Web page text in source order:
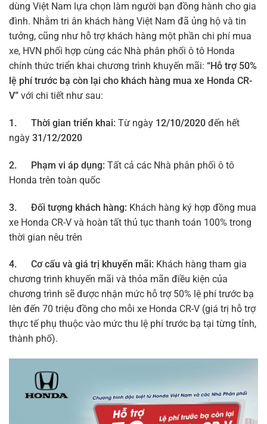
dùng Việt Nam lựa chọn làm người bạn đồng hành cho gia
đình. Nhằm tri ân khách hàng Việt Nam đã ủng hộ và tin
tưởng, cũng như hỗ trợ khách hàng một phần chi phí mua
xe, HVN phối hợp cùng các Nhà phân phối ô tô Honda
chính thức triển khai chương trình khuyến mãi: “Hỗ trợ 50%
lệ phí trước bạ còn lại cho khách hàng mua xe Honda CR-
V” với chi tiết như sau:
1. Thời gian triển khai: Từ ngày 12/10/2020 đến hết
ngày 31/12/2020
2. Phạm vi áp dụng: Tất cả các Nhà phân phối ô tô
Honda trên toàn quốc
3. Đối tượng khách hàng: Khách hàng ký hợp đồng mua
xe Honda CR-V và hoàn tất thủ tục thanh toán 100% trong
thời gian nêu trên
4. Cơ cấu và giá trị khuyến mãi: Khách hàng tham gia
chương trình khuyến mãi và thỏa mãn điều kiện của
chương trình sẽ được nhận mức hỗ trợ 50% lệ phí trước bạ
lên đến 70 triệu đồng cho mỗi xe Honda CR-V (giá trị hỗ trợ
thực tế phụ thuộc vào mức thu lệ phí trước bạ tại từng tỉnh,
thành phố).